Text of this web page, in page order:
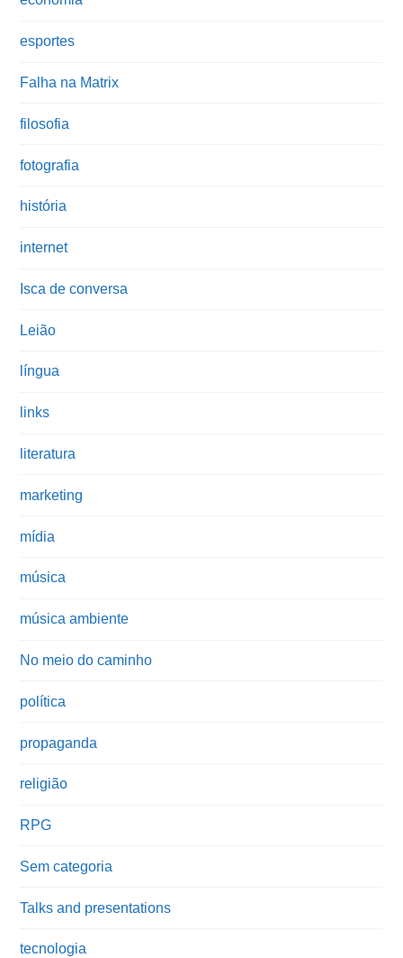
esportes
Falha na Matrix
filosofia
fotografia
história
internet
Isca de conversa
Leião
língua
links
literatura
marketing
mídia
música
música ambiente
No meio do caminho
política
propaganda
religião
RPG
Sem categoria
Talks and presentations
tecnologia